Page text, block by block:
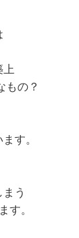
上
もの？
す。
う
す。